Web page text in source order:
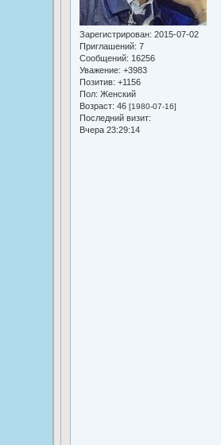
Зарегистрирован: 2015-07-02
Приглашений: 7
Сообщений: 16256
Уважение: +3983
Позитив: +1156
Пол: Женский
Возраст: 46 [1980-07-16]
Последний визит:
Вчера 23:29:14